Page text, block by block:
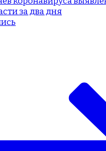
за два дня